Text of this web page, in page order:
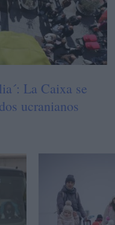
La Caixa se
ucranianos